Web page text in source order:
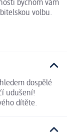
bychom vám
volbu.
dospělé
udušení!
dítěte.